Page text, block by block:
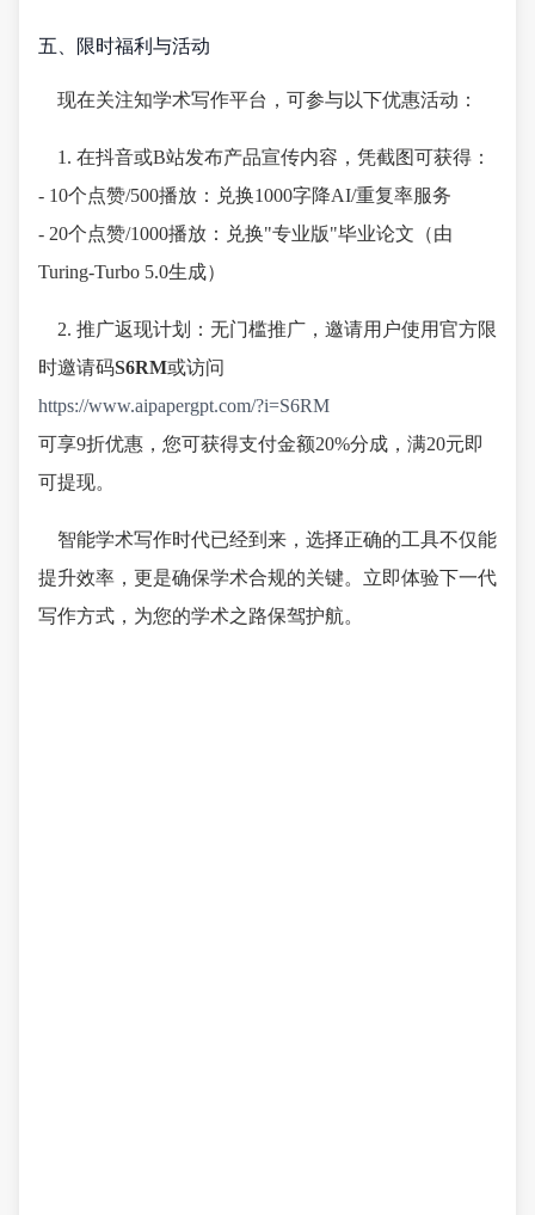
五、限时福利与活动
现在关注知学术写作平台，可参与以下优惠活动：
1. 在抖音或B站发布产品宣传内容，凭截图可获得：
- 10个点赞/500播放：兑换1000字降AI/重复率服务
- 20个点赞/1000播放：兑换"专业版"毕业论文（由
Turing-Turbo 5.0生成）
2. 推广返现计划：无门槛推广，邀请用户使用官方限
时邀请码S6RM或访问
https://www.aipapergpt.com/?i=S6RM
可享9折优惠，您可获得支付金额20%分成，满20元即
可提现。
智能学术写作时代已经到来，选择正确的工具不仅能
提升效率，更是确保学术合规的关键。立即体验下一代
写作方式，为您的学术之路保驾护航。